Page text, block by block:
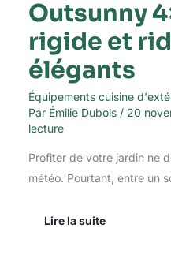
Outsunny
rigide et
élégants
Équipements cuisine
Par Émilie Dubois / 20
lecture
Profiter de votre jardin ne
météo. Pourtant, entre un
Lire la suite